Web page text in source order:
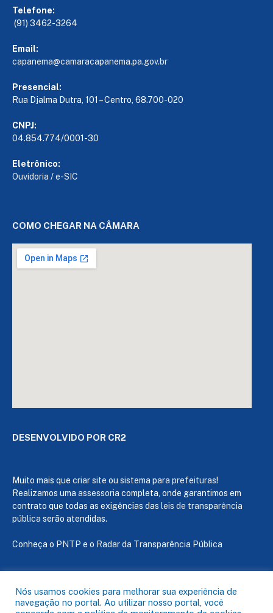
Telefone:
(91) 3462-3264
Email:
capanema@camaracapanema.pa.gov.br
Presencial:
Rua Djalma Dutra, 101 – Centro, 68.700-020
CNPJ:
04.854.774/0001-30
Eletrônico:
Ouvidoria /e-SIC
COMO CHEGAR NA CÂMARA
DESENVOLVIDO POR CR2
Muito mais que criar site ou sistema para prefeituras!
Realizamos uma assessoria completa, onde garantimos em
contrato que todas as exigências das leis de transparência
pública serão atendidas.
Conheça o PNTP e o Radar da Transparência Pública
Todos os direitos reservados a Câmara de Capanema
Nós usamos cookies para melhorar sua experiência de
navegação no portal. Ao utilizar nosso portal, você